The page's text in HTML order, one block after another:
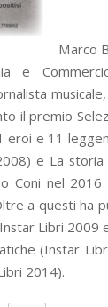
Marco
e
il premio
eroi e 11
e La
Coni nel 2016
a questi ha
Libri 2009
(Instar
2014).